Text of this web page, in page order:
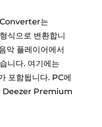
는
식으로 변환합니
악 플레이어에서
니다. 여기에는
포함됩니다. PC에
Deezer Premium